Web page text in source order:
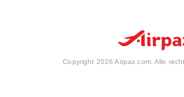
Copyright 2026 Airpaz.com. Alle